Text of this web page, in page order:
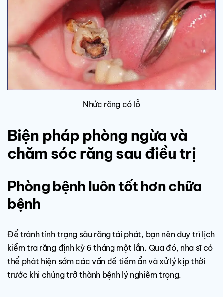
Nhức răng có lỗ
Biện pháp phòng ngừa và
chăm sóc răng sau điều trị
Phòng bệnh luôn tốt hơn chữa
bệnh
Để tránh tình trạng sâu răng tái phát, bạn nên duy trì lịch
kiểm tra răng định kỳ 6 tháng một lần. Qua đó, nha sĩ có
thể phát hiện sớm các vấn đề tiềm ẩn và xử lý kịp thời
trước khi chúng trở thành bệnh lý nghiêm trọng.